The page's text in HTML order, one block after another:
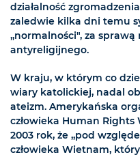
działalność
zaledwie kilka dni temu
„normalności", za
antyreligijnego.
W kraju, w którym co
wiary katolickiej, nadal
ateizm. Amerykańska
człowieka Human
2003 rok, że „pod
człowieka Wietnam,